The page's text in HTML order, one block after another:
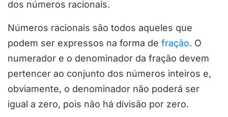
dos números racionais.
Números racionais são todos aqueles que
podem ser expressos na forma de fração. O
numerador e o denominador da fração devem
pertencer ao conjunto dos números inteiros e,
obviamente, o denominador não poderá ser
igual a zero, pois não há divisão por zero.